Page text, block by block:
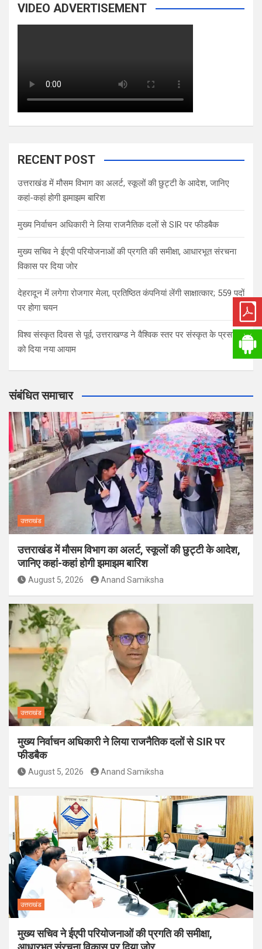
VIDEO ADVERTISEMENT
RECENT POST
उत्तराखंड में मौसम विभाग का अलर्ट, स्कूलों की छुट्टी के आदेश, जानिए
कहां-कहां होगी झमाझम बारिश
मुख्य निर्वाचन अधिकारी ने लिया राजनैतिक दलों से SIR पर फीडबैक
मुख्य सचिव ने ईएपी परियोजनाओं की प्रगति की समीक्षा, आधारभूत संरचना
विकास पर दिया जोर
देहरादून में लगेगा रोजगार मेला, प्रतिष्ठित कंपनियां लेंगी साक्षात्कार; 559 पदों
पर होगा चयन
विश्व संस्कृत दिवस से पूर्व, उत्तराखण्ड ने वैश्विक स्तर पर संस्कृत के प्रसार
को दिया नया आयाम
संबंधित समाचार
उत्तराखंड
उत्तराखंड में मौसम विभाग का अलर्ट, स्कूलों की छुट्टी के आदेश,
जानिए कहां-कहां होगी झमाझम बारिश
August 5, 2026 Anand Samiksha
उत्तराखंड
मुख्य निर्वाचन अधिकारी ने लिया राजनैतिक दलों से SIR पर
फीडबैक
August 5, 2026 Anand Samiksha
उत्तराखंड
मुख्य सचिव ने ईएपी परियोजनाओं की प्रगति की समीक्षा,